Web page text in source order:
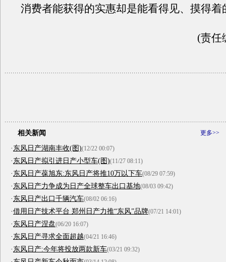
消费者能获得的实惠却是能看得见、摸得着
(责任
更多>>
相关新闻
·东风日产湖南丰收(图)(12/22 00:07)
·东风日产拟引进日产小型车(图)(11/27 08:11)
·东风日产葆旭东:东风日产将推10万以下车(08/29 07:59)
·东风日产力争成为日产全球整车出口基地(08/03 09:42)
·东风日产出口千辆汽车(08/02 06:16)
·借用日产技术平台 郑州日产力推“东风”品牌(07/21 14:01)
·东风日产涅盘(06/20 16:07)
·东风日产寻求全面超越(04/21 16:46)
·东风日产:今年将投放两款新车(03/21 09:32)